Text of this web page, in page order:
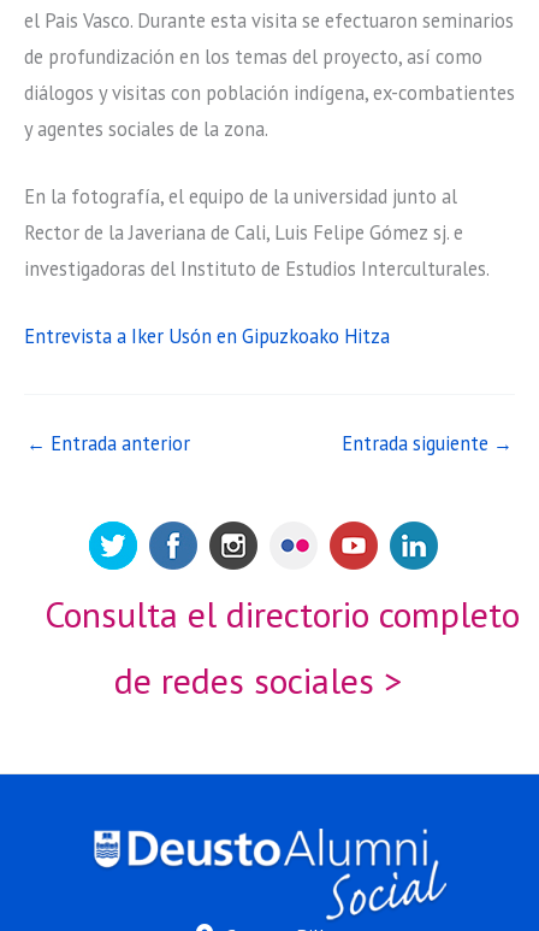
el Pais Vasco. Durante esta visita se efectuaron seminarios
de profundización en los temas del proyecto, así como
diálogos y visitas con población indígena, ex-combatientes
y agentes sociales de la zona.
En la fotografía, el equipo de la universidad junto al
Rector de la Javeriana de Cali, Luis Felipe Gómez sj. e
investigadoras del Instituto de Estudios Interculturales.
Entrevista a Iker Usón en Gipuzkoako Hitza
← Entrada anterior Entrada siguiente →
Consulta el directorio completo
de redes sociales >